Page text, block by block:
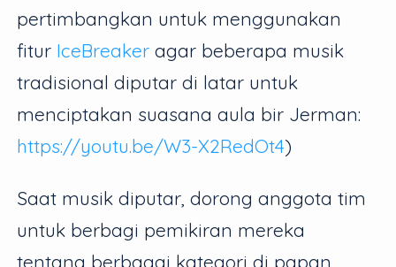
pertimbangkan untuk menggunakan
fitur IceBreaker agar beberapa musik
tradisional diputar di latar untuk
menciptakan suasana aula bir Jerman:
https://youtu.be/W3-X2RedOt4)
Saat musik diputar, dorong anggota tim
untuk berbagi pemikiran mereka
tentang berbagai kategori di papan